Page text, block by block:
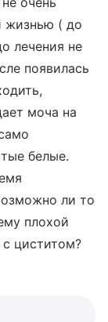
жизнью ( до
лечения не
появилась
моча на
белые.
ли то
плохой
циститом?